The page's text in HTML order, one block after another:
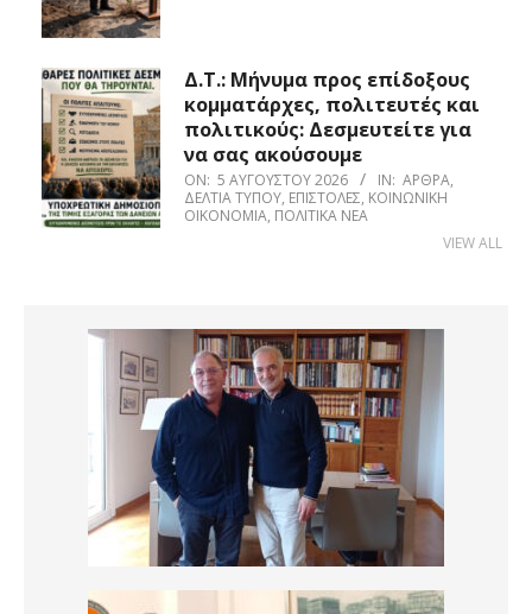
Δ.Τ.: Μήνυμα προς επίδοξους
κομματάρχες, πολιτευτές και
πολιτικούς: Δεσμευτείτε για
να σας ακούσουμε
ON: 5 ΑΥΓΟΎΣΤΟΥ 2026 IN: ΆΡΘΡΑ,
ΔΕΛΤΊΑ ΤΎΠΟΥ, ΕΠΙΣΤΟΛΈΣ, ΚΟΙΝΩΝΙΚΉ
ΟΙΚΟΝΟΜΊΑ, ΠΟΛΙΤΙΚΆ ΝΈΑ
VIEW ALL